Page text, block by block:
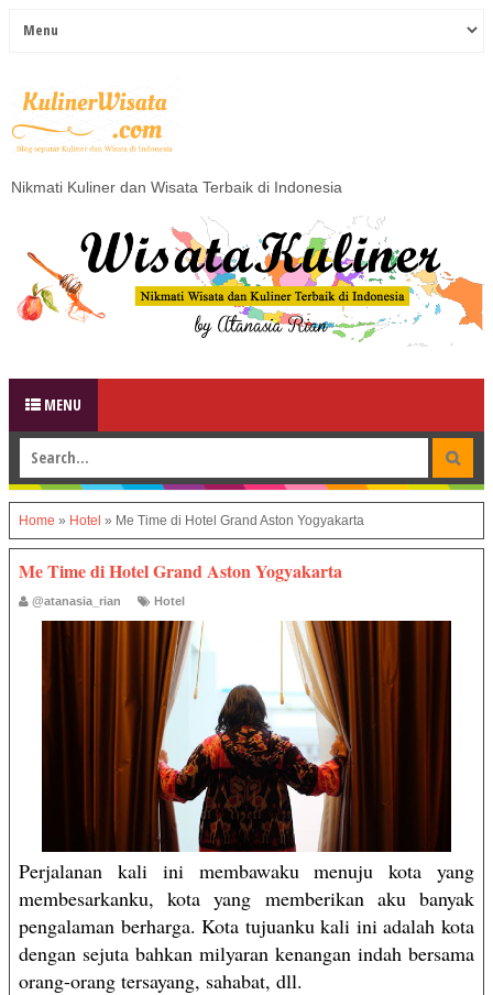
Nikmati Kuliner dan Wisata Terbaik di Indonesia
MENU
Home » Hotel » Me Time di Hotel Grand Aston Yogyakarta
Me Time di Hotel Grand Aston Yogyakarta
@atanasia_rian Hotel
Perjalanan kali ini membawaku menuju kota yang
membesarkanku, kota yang memberikan aku banyak
pengalaman berharga. Kota tujuanku kali ini adalah kota
dengan sejuta bahkan milyaran kenangan indah bersama
orang-orang tersayang, sahabat, dll.